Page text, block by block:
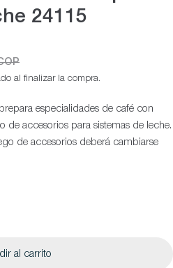
24115
al finalizar la compra.
especialidades de café con
de accesorios para sistemas de leche.
de accesorios deberá cambiarse
al carrito